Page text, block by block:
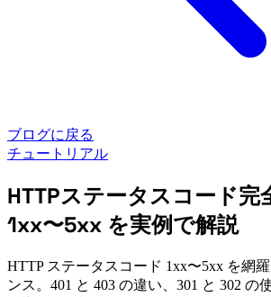
ブログに戻る
チュートリアル
HTTPステータスコード完
1xx〜5xx を実例で解説
HTTP ステータスコード 1xx〜5xx を網
ンス。401 と 403 の違い、301 と 302 の